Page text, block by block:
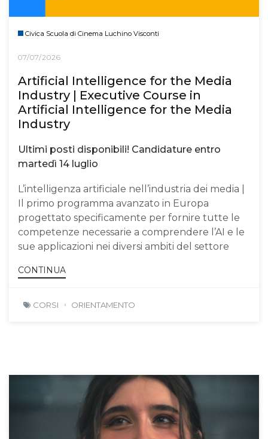
Civica Scuola di Cinema Luchino Visconti
07/07/2026
Artificial Intelligence for the Media
Industry | Executive Course in
Artificial Intelligence for the Media
Industry
Ultimi posti disponibili! Candidature entro
martedì 14 luglio
L’intelligenza artificiale nell’industria dei media |
Il primo programma avanzato in Europa
progettato specificamente per fornire tutte le
competenze necessarie a comprendere l’AI e le
sue applicazioni nei diversi ambiti del settore
CONTINUA
CORSI ORIENTAMENTO